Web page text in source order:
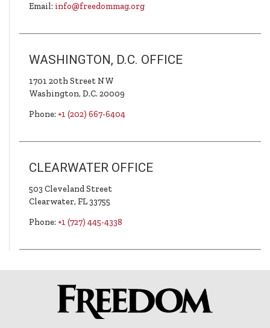
Email: info@freedommag.org
WASHINGTON, D.C. OFFICE
1701 20th Street NW
Washington, D.C. 20009
Phone: +1 (202) 667-6404
CLEARWATER OFFICE
503 Cleveland Street
Clearwater, FL 33755
Phone: +1 (727) 445-4338